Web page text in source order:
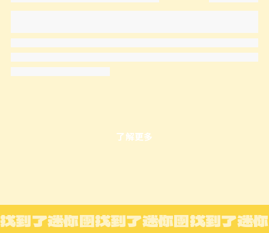
了解更多
找到了迷你團找到了迷你團找到了迷